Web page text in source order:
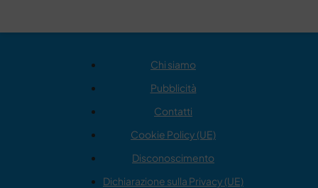
Chi siamo
Pubblicità
Contatti
Cookie Policy (UE)
Disconoscimento
Dichiarazione sulla Privacy (UE)